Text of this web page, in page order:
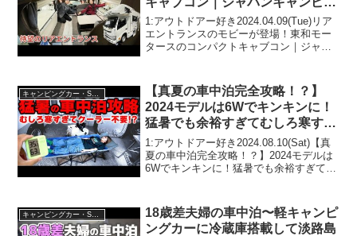
グカーショー2024
1:アウトドアー好き2024.04.09(Tue)リア
エントランスのモビーが登場！東和モー
タースのコンパクトキャブコン｜ジャパ
ウトドアー好き2024.04.09(...
【真夏の車中泊完全攻略！？】
2024モデルは6Wでキンキンに！
猛暑でも余裕すぎてむしろ寒すぎ
る最強車中泊グッズを試したらヤ
バかった…
1:アウトドアー好き2024.08.10(Sat)【真
夏の車中泊完全攻略！？】2024モデルは
6Wでキンキンに！猛暑でも余裕すぎてむ
ぞ、見逃さないで！！2:アウトドアー
好...
キャンピングカー・SUV人気車種
18歳差夫婦の車中泊〜軽キャンピ
ングカーに冷蔵庫搭載して淡路島